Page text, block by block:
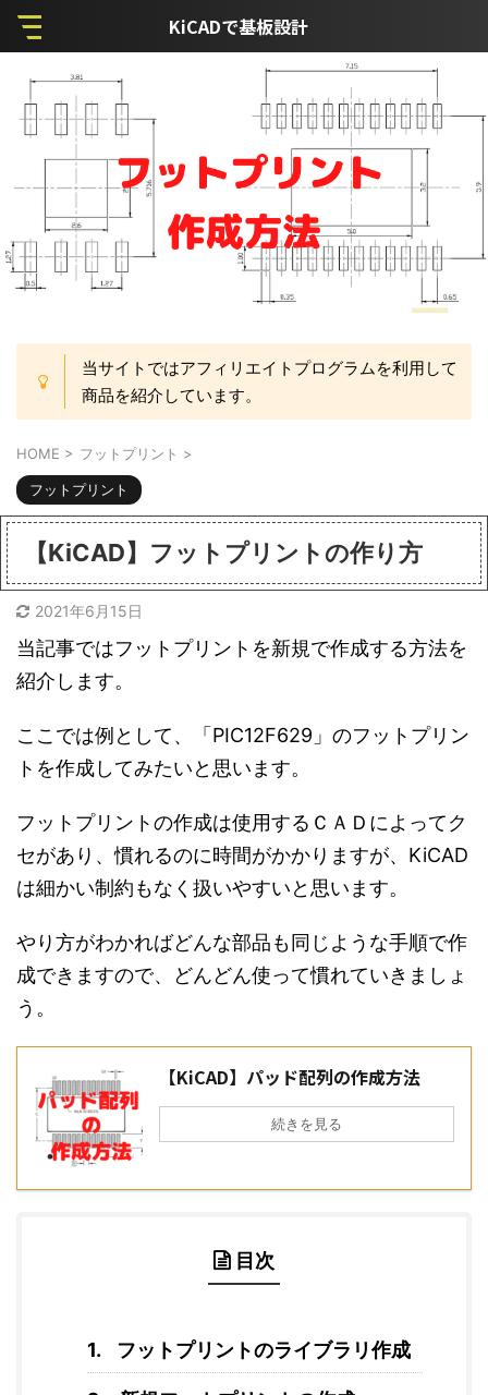
KiCADで基板設計
当サイトではアフィリエイトプログラムを利用して
商品を紹介しています。
HOME > フットプリント >
フットプリント
【KiCAD】フットプリントの作り方
2021年6月15日
当記事ではフットプリントを新規で作成する方法を
紹介します。
ここでは例として、「PIC12F629」のフットプリン
トを作成してみたいと思います。
フットプリントの作成は使用するＣＡＤによってク
セがあり、慣れるのに時間がかかりますが、KiCAD
は細かい制約もなく扱いやすいと思います。
やり方がわかればどんな部品も同じような手順で作
成できますので、どんどん使って慣れていきましょ
う。
【KiCAD】パッド配列の作成方法
続きを見る
目次
フットプリントのライブラリ作成